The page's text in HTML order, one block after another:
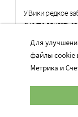
У Вики редкое
смогла
305 061 руб.
Для
файлы cookie
Метрика и